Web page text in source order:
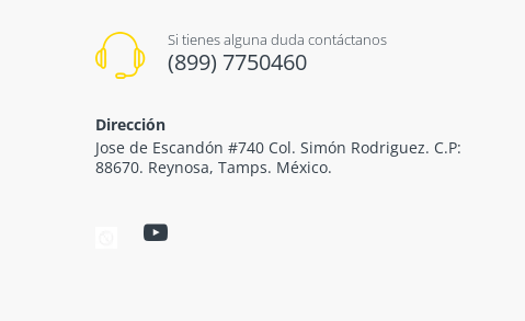
Si tienes alguna duda contáctanos
(899) 7750460
Dirección
Jose de Escandón #740 Col. Simón Rodriguez. C.P:
88670. Reynosa, Tamps. México.